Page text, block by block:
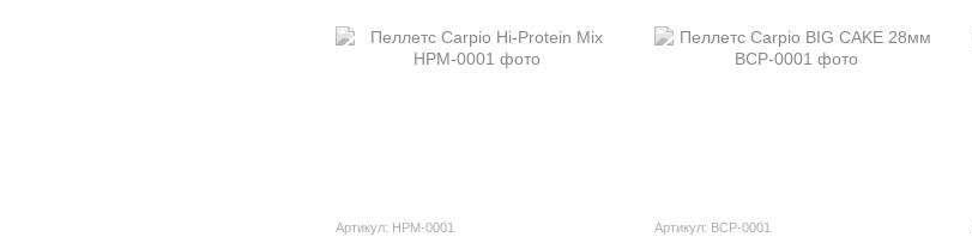
Артикул: HPM-0001 Артикул: BCP-0001